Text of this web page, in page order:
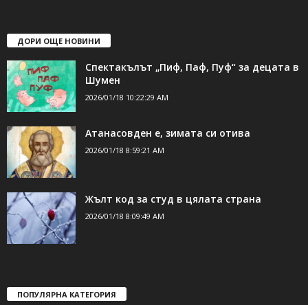
ДОРИ ОЩЕ НОВИНИ
Спектакълът „Пиф, Паф, Пуф“ за децата в
Шумен
2026/01/18 10:22:29 AM
Атанасовден е, зимата си отива
2026/01/18 8:59:21 AM
Жълт код за студ в цялата страна
2026/01/18 8:09:49 AM
ПОПУЛЯРНА КАТЕГОРИЯ